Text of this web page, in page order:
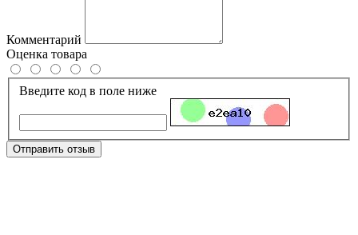
Комментарий
Оценка товара
Введите код в поле ниже
Отправить отзыв